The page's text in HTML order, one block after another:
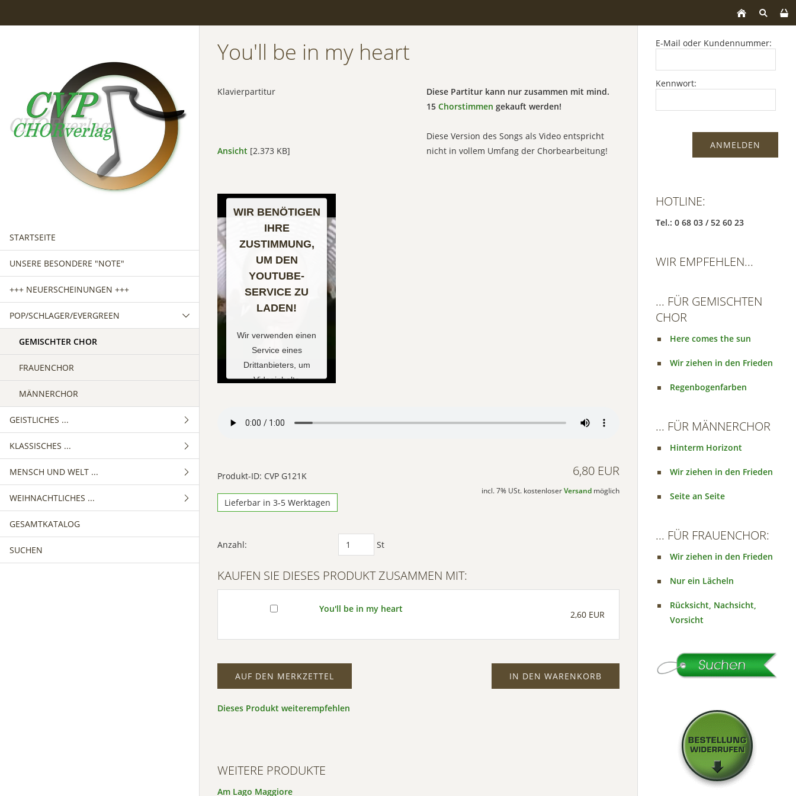
STARTSEITE
UNSERE BESONDERE "NOTE"
+++ NEUERSCHEINUNGEN +++
POP/SCHLAGER/EVERGREEN
GEMISCHTER CHOR
FRAUENCHOR
MÄNNERCHOR
GEISTLICHES ...
GEMISCHTER CHOR
FRAUENCHOR
MÄNNERCHOR
KLASSISCHES ...
GEMISCHTER CHOR
FRAUENCHOR
MÄNNERCHOR
MENSCH UND WELT ...
GEMISCHTER CHOR
FRAUENCHOR
MÄNNERCHOR
WEIHNACHTLICHES ...
GEMISCHTER CHOR
FRAUENCHOR
GESAMTKATALOG
SUCHEN
You'll be in my heart
Klavierpartitur
Ansicht [2.373 KB]
Diese Partitur kann nur zusammen mit mind.
15Chorstimmen gekauft werden!
Diese Version des Songs als Video entspricht
nicht in vollem Umfang der Chorbearbeitung!
WIR BENÖTIGEN
IHRE
ZUSTIMMUNG,
UM DEN
YOUTUBE-
SERVICE ZU
LADEN!
Wir verwenden einen
Service eines
Drittanbieters, um
Videoinhalte
Ihren Aktivitäten
zu, um dieses Video
anzusehen.
Akzeptieren
Powered by
Usercentrics Consent
Produkt-ID: CVP G121K
Lieferbar in 3-5 Werktagen
6,80 EUR
incl. 7% USt. kostenloser Versandmöglich
Anzahl: St
KAUFEN SIE DIESES PRODUKT ZUSAMMEN MIT:
You'll be in my heart
2,60 EUR
IN DEN WARENKORB
AUF DEN MERKZETTEL
Dieses Produkt weiterempfehlen
WEITERE PRODUKTE
Am Lago Maggiore
E-Mail oder Kundennummer:
Kennwort:
HOTLINE:
Tel.: 0 68 03 / 52 60 23
WIR EMPFEHLEN...
... FÜR GEMISCHTEN
CHOR
Here comes the sun
Wir ziehen in den Frieden
Regenbogenfarben
... FÜR MÄNNERCHOR
Hinterm Horizont
Wir ziehen in den Frieden
Seite an Seite
... FÜR FRAUENCHOR:
Wir ziehen in den Frieden
Nur ein Lächeln
Rücksicht, Nachsicht,
Vorsicht